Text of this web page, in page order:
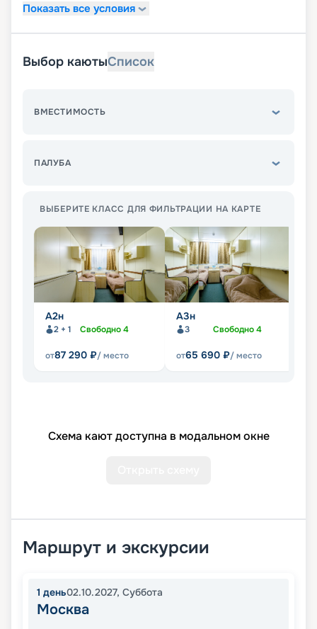
Показать все условия
Выбор каютыСписок
ВМЕСТИМОСТЬ
ПАЛУБА
ВЫБЕРИТЕ КЛАСС ДЛЯ ФИЛЬТРАЦИИ НА КАРТЕ
А2н
2 + 1 Свободно4
от87 290 ₽/ место
А3н
3 Свободно4
от65 690 ₽/ место
Схема кают доступна в модальном окне
Маршрут и экскурсии
1 день02.10.2027, Суббота
Москва